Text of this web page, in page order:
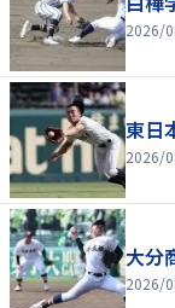
2026/
東日
2026/
大分
2026/